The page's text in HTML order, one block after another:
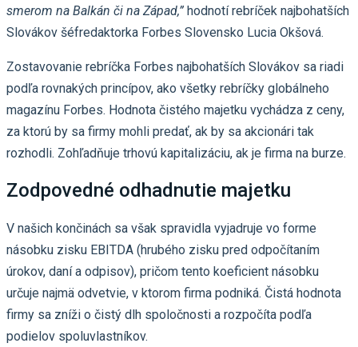
smerom na Balkán či na Západ,” hodnotí rebríček najbohatších
Slovákov šéfredaktorka Forbes Slovensko Lucia Okšová.
Zostavovanie rebríčka Forbes najbohatších Slovákov sa riadi
podľa rovnakých princípov, ako všetky rebríčky globálneho
magazínu Forbes. Hodnota čistého majetku vychádza z ceny,
za ktorú by sa firmy mohli predať, ak by sa akcionári tak
rozhodli. Zohľadňuje trhovú kapitalizáciu, ak je firma na burze.
Zodpovedné odhadnutie majetku
V našich končinách sa však spravidla vyjadruje vo forme
násobku zisku EBITDA (hrubého zisku pred odpočítaním
úrokov, daní a odpisov), pričom tento koeficient násobku
určuje najmä odvetvie, v ktorom firma podniká. Čistá hodnota
firmy sa zníži o čistý dlh spoločnosti a rozpočíta podľa
podielov spoluvlastníkov.